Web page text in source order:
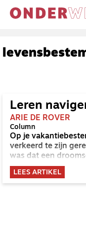
Leren
ARIE DE ROVER
Column
Op je
verkeerd te zijn
was dat een
LEES ARTIKEL